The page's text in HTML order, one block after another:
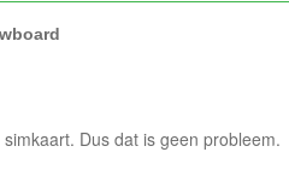
Dus dat is geen probleem.